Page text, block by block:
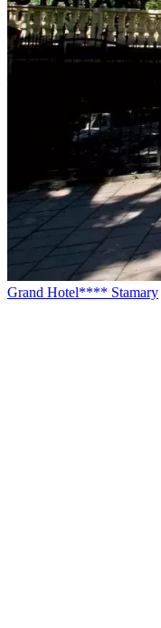
Grand Hotel**** Stamary